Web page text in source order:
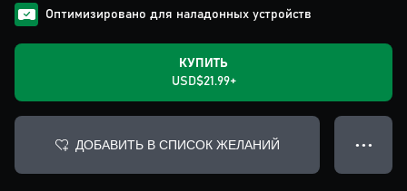
Оптимизировано для наладонных устройств
КУПИТЬ
USD$21.99+
ДОБАВИТЬ В СПИСОК ЖЕЛАНИЙ ● ● ●